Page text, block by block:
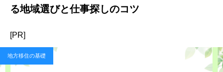
る地域選びと仕事探しのコツ
[PR]
地方移住の基礎